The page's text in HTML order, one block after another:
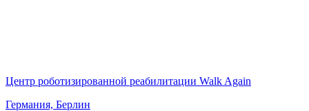
Центр роботизированной реабилитации Walk Again
Германия, Берлин